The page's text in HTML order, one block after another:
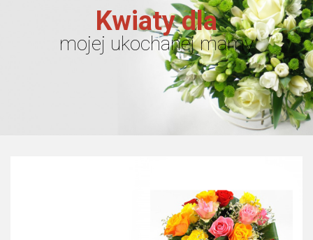
Kwiaty dla
mojej ukochanej mamy